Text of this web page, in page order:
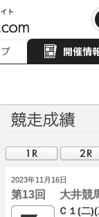
開催情
2023年11月16日
第13回 大井競
Ｃ１(二